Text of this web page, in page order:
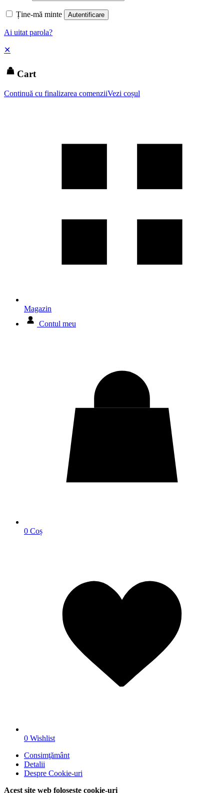
Ține-mă minte Autentificare
Ai uitat parola?
✕
Cart
Continuă cu finalizarea comenziiVezi coșul
Magazin
Contul meu
0 Coș
0 Wishlist
Consimţământ
Detalii
Despre Cookie-uri
Acest site web folosește cookie-uri